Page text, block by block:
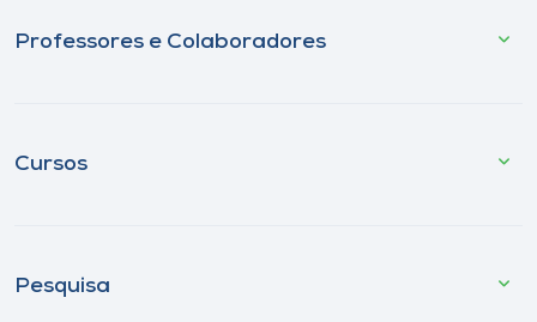
Professores e Colaboradores
Cursos
Pesquisa